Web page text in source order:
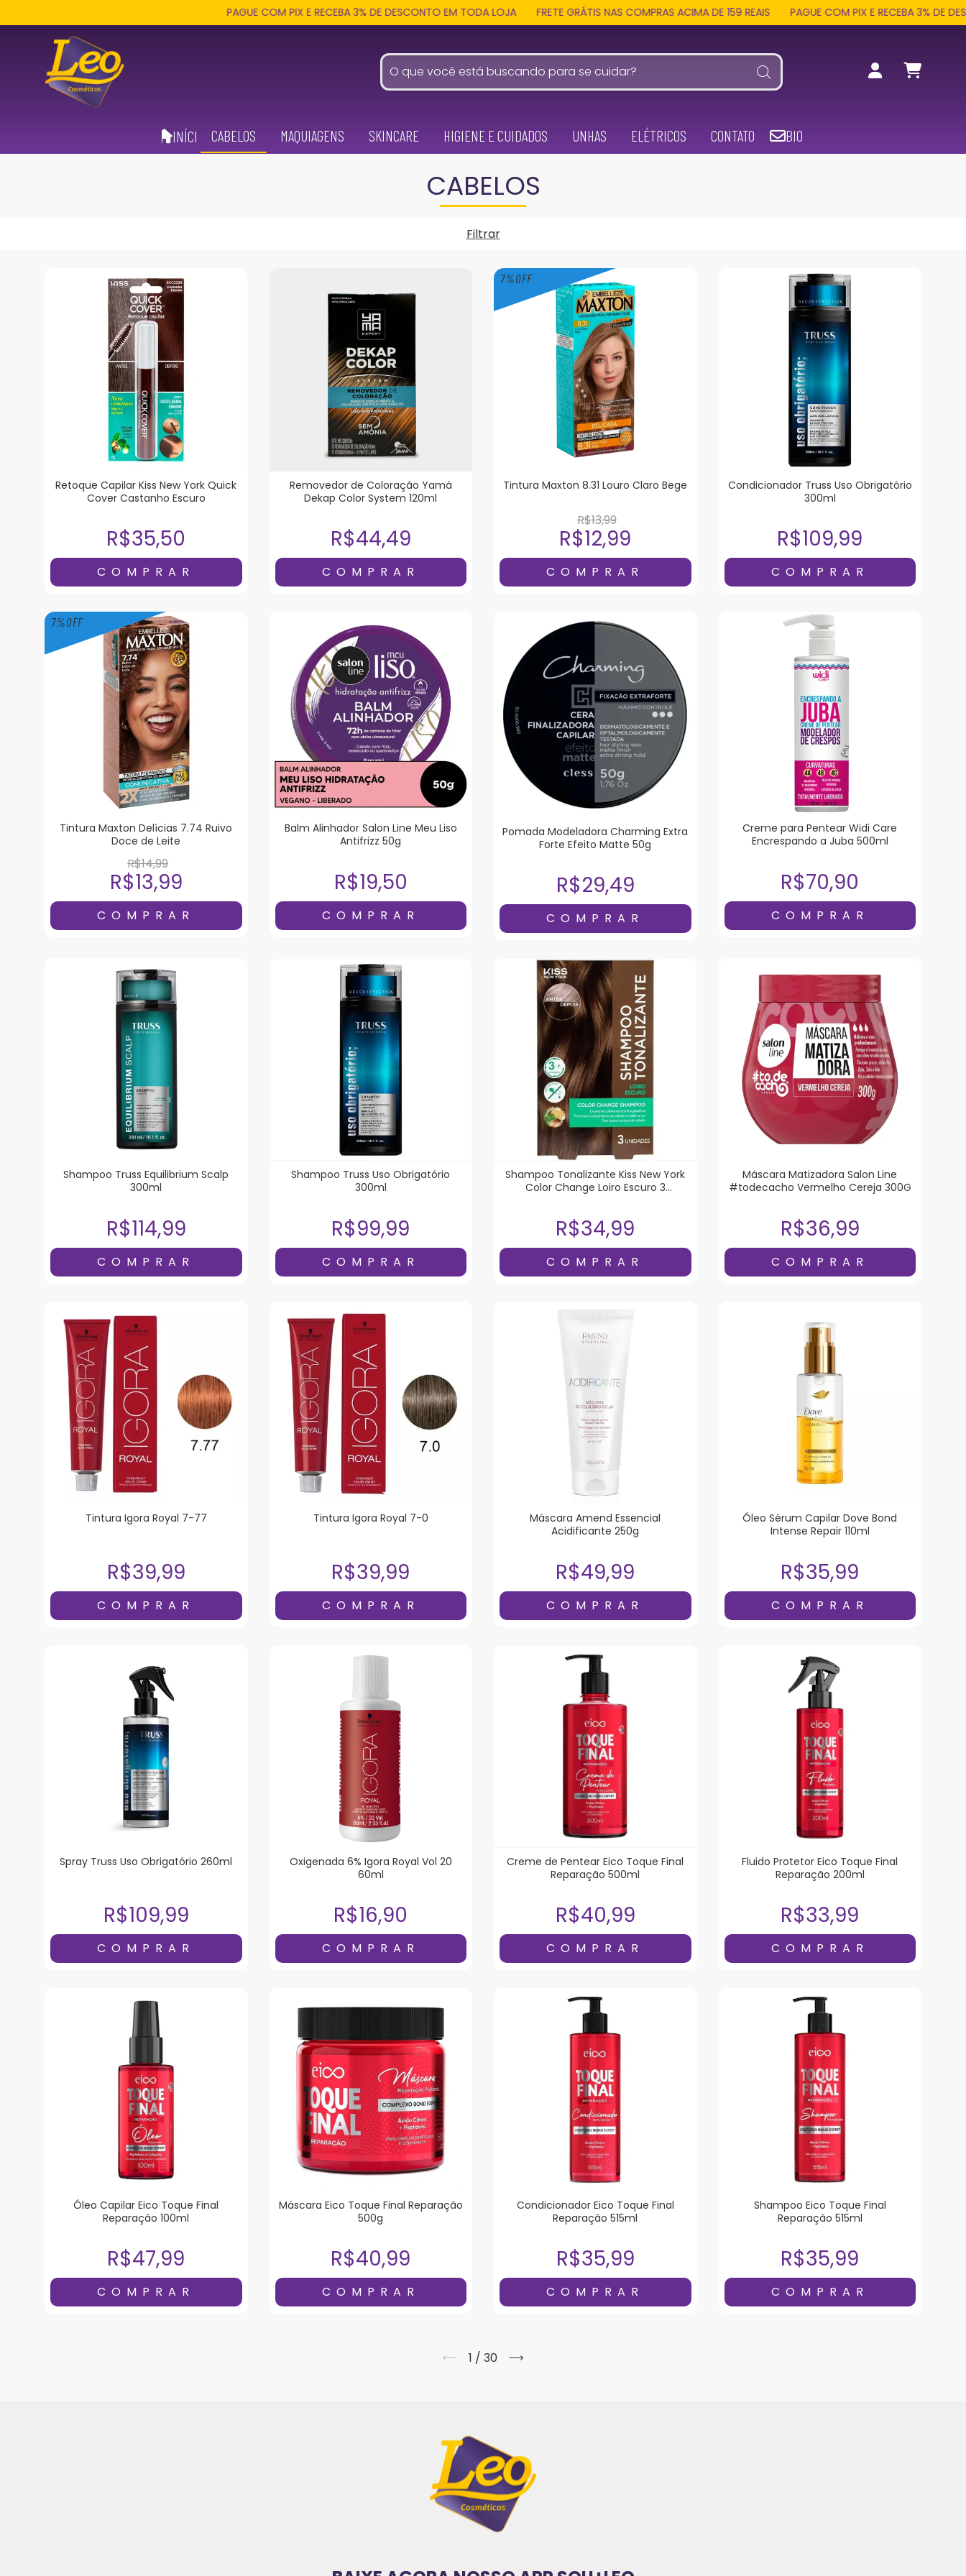
PAGUE COM PIX E RECEBA 3% DE DESCONTO EM TODA LOJA FRETE GRÁTIS NAS COMPRAS ACIMA DE 159 REAIS PAGUE COM PIX E RECEBA 3% DE DESCONTO
INÍCIO CABELOS MAQUIAGENS SKINCARE HIGIENE E CUIDADOS UNHAS ELÉTRICOS CONTATO BIO
CABELOS
Filtrar
Retoque Capilar Kiss New York Quick
Cover Castanho Escuro
R$35,50
Removedor de Coloração Yam
Dekap Color System 120ml
R$44,49
7%OFF
Tintura Maxton 8.31 Louro Claro Bege
R$13,99
R$12,99
Condicionador Truss Uso Obrigatório
300ml
R$109,99
7%OFF
Tintura Maxton Delícias 7.74 Ruivo
Doce de Leite
R$14,99
R$13,99
Balm Alinhador Salon Line Meu Liso
Antifrizz 50g
R$19,50
Pomada Modeladora Charming Extra
Forte Efeito Matte 50g
R$29,49
Creme para Pentear Widi Care
Encrespando a Juba 500ml
R$70,90
Shampoo Truss Equilibrium Scalp
300ml
R$114,99
Shampoo Truss Uso Obrigatório
300ml
R$99,99
Shampoo Tonalizante Kiss New York
Color Change Loiro Escuro 3
R$34,99
Máscara Matizadora Salon Line
#todecacho Vermelho Cereja 300G
R$36,99
Tintura Igora Royal 7-77
R$39,99
Tintura Igora Royal 7-0
R$39,99
Máscara Amend Essencial
Acidificante 250g
R$49,99
Óleo Sérum Capilar Dove Bond
Intense Repair 110ml
R$35,99
Spray Truss Uso Obrigatório 260ml
R$109,99
Oxigenada 6% Igora Royal Vol 20
60ml
R$16,90
Creme de Pentear Eico Toque Final
Reparação 500ml
R$40,99
Fluido Protetor Eico Toque Final
Reparação 200ml
R$33,99
Óleo Capilar Eico Toque Final
Reparação 100ml
R$47,99
Máscara Eico Toque Final Reparação
500g
R$40,99
Condicionador Eico Toque Final
Reparação 515ml
R$35,99
Shampoo Eico Toque Final
Reparação 515ml
R$35,99
1 / 30